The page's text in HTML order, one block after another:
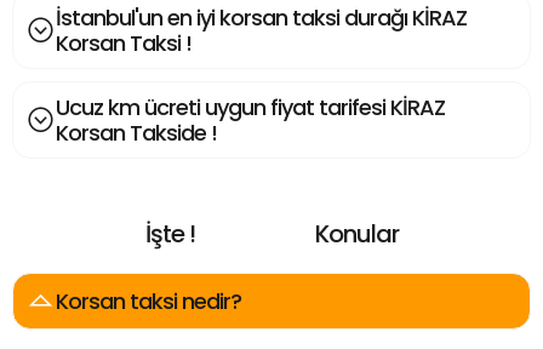
İstanbul'un en iyi korsan taksi durağı KİRAZ
Korsan Taksi !
Ucuz km ücreti uygun fiyat tarifesi KİRAZ
Korsan Takside !
İşte !
Konular
Korsan taksi nedir?